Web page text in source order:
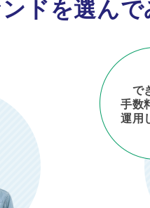
ドを選んで
で
手数
運用
テー
枠）